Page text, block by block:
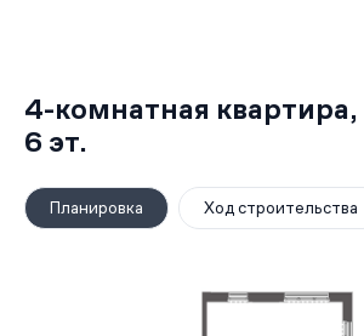
4-комнатная квартира,
6 эт.
Планировка Ход строительства